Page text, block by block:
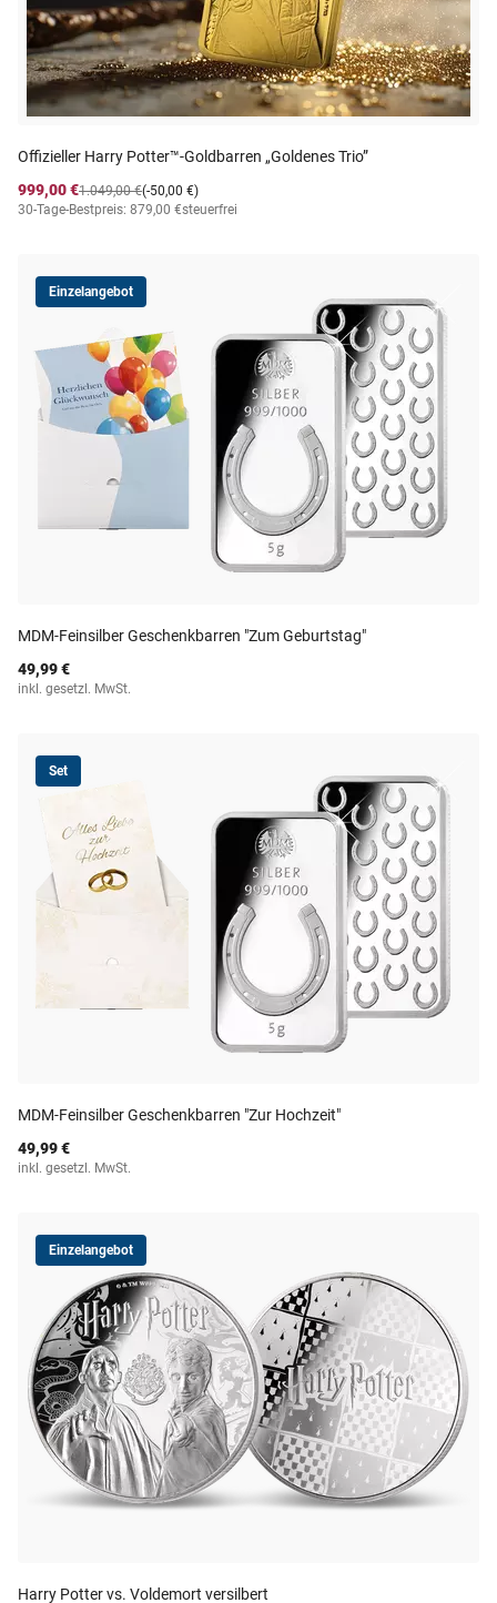
Offizieller Harry Potter™-Goldbarren „Goldenes Trio”
999,00 €
(-50,00 €)
1.049,00 €
30-Tage-Bestpreis: 879,00 €steuerfrei
Einzelangebot
MDM-Feinsilber Geschenkbarren "Zum Geburtstag"
49,99 €
inkl. gesetzl. MwSt.
Set
MDM-Feinsilber Geschenkbarren "Zur Hochzeit"
49,99 €
inkl. gesetzl. MwSt.
Einzelangebot
Harry Potter vs. Voldemort versilbert